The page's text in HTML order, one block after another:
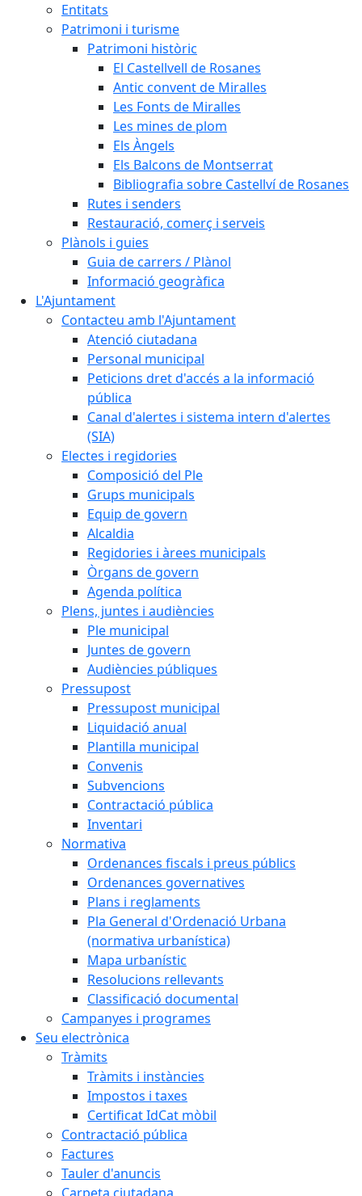
Entitats
Patrimoni i turisme
Patrimoni històric
El Castellvell de Rosanes
Antic convent de Miralles
Les Fonts de Miralles
Les mines de plom
Els Àngels
Els Balcons de Montserrat
Bibliografia sobre Castellví de Rosanes
Rutes i senders
Restauració, comerç i serveis
Plànols i guies
Guia de carrers / Plànol
Informació geogràfica
L'Ajuntament
Contacteu amb l'Ajuntament
Atenció ciutadana
Personal municipal
Peticions dret d'accés a la informació
pública
Canal d'alertes i sistema intern d'alertes
(SIA)
Electes i regidories
Composició del Ple
Grups municipals
Equip de govern
Alcaldia
Regidories i àrees municipals
Òrgans de govern
Agenda política
Plens, juntes i audiències
Ple municipal
Juntes de govern
Audiències públiques
Pressupost
Pressupost municipal
Liquidació anual
Plantilla municipal
Convenis
Subvencions
Contractació pública
Inventari
Normativa
Ordenances fiscals i preus públics
Ordenances governatives
Plans i reglaments
Pla General d'Ordenació Urbana
(normativa urbanística)
Mapa urbanístic
Resolucions rellevants
Classificació documental
Campanyes i programes
Seu electrònica
Tràmits
Tràmits i instàncies
Impostos i taxes
Certificat IdCat mòbil
Contractació pública
Factures
Tauler d'anuncis